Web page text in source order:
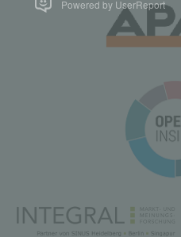
Powered by UserReport